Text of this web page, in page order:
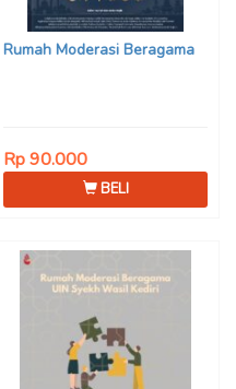
Rumah Moderasi Beragama
Rp 90.000
BELI